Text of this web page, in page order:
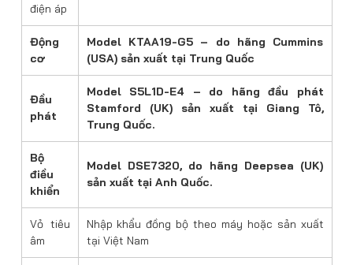
điện áp
Động
cơ
Model KTAA19-G5 – do hãng Cummins
(USA) sản xuất tại Trung Quốc
Đầu
phát
Model S5L1D-E4 – do hãng đầu phát
Stamford (UK) sản xuất tại Giang Tô,
Trung Quốc.
Bộ
điều
khiển
Model DSE7320, do hãng Deepsea (UK)
sản xuất tại Anh Quốc.
Vỏ tiêu
âm
Nhập khẩu đồng bộ theo máy hoặc sản xuất
tại Việt Nam